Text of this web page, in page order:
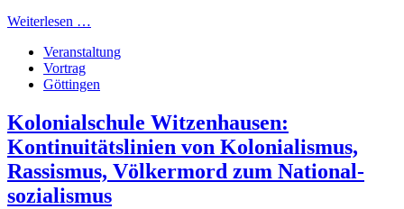
Weiterlesen …
Veranstaltung
Vortrag
Göttingen
Kolonialschule Witzen­­hausen:
Kontinuitäts­­­linien von Kolonial­is­­mus,
Rassismus, Völker­mord zum National­­­
sozialismus